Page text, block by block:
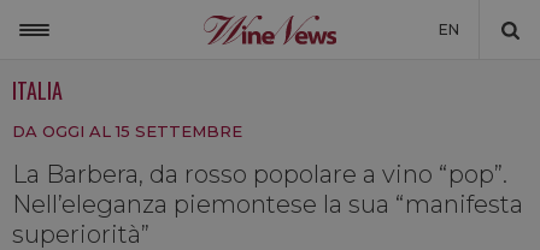
EN
MONDO
NON SOLO VINO
ITALIA
DA OGGI AL 15 SETTEMBRE
La Barbera, da rosso popolare a vino “pop”.
Nell’eleganza piemontese la sua “manifesta
superiorità”